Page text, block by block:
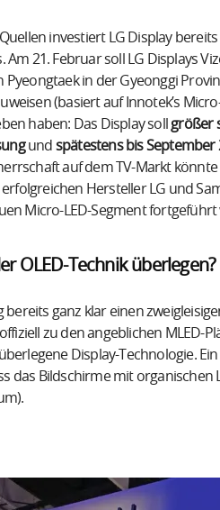
investiert LG Display
Am 21. Februar soll LG Displays
Pyeongtaek in der Gyeonggi
(basiert auf Innotek’s
haben: Das Display soll
größer
und spätestens bis
auf dem TV-Markt
Hersteller LG und
Micro-LED-Segment
OLED-Technik überlegen?
ganz klar einen
zu den angeblichen MLED-
Display-Technologie.
das Bildschirme mit